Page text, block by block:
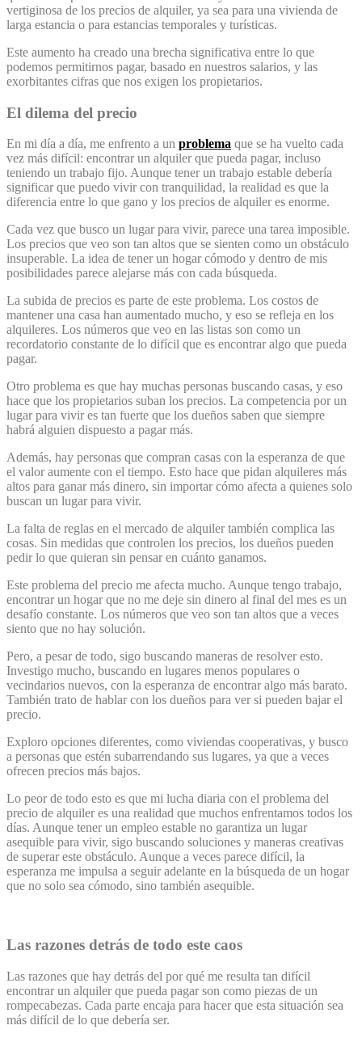
vertiginosa de los precios de alquiler, ya sea para una vivienda de
larga estancia o para estancias temporales y turísticas.
Este aumento ha creado una brecha significativa entre lo que
podemos permitirnos pagar, basado en nuestros salarios, y las
exorbitantes cifras que nos exigen los propietarios.
El dilema del precio
En mi día a día, me enfrento a un problema que se ha vuelto cada
vez más difícil: encontrar un alquiler que pueda pagar, incluso
teniendo un trabajo fijo. Aunque tener un trabajo estable debería
significar que puedo vivir con tranquilidad, la realidad es que la
diferencia entre lo que gano y los precios de alquiler es enorme.
Cada vez que busco un lugar para vivir, parece una tarea imposible.
Los precios que veo son tan altos que se sienten como un obstáculo
insuperable. La idea de tener un hogar cómodo y dentro de mis
posibilidades parece alejarse más con cada búsqueda.
La subida de precios es parte de este problema. Los costos de
mantener una casa han aumentado mucho, y eso se refleja en los
alquileres. Los números que veo en las listas son como un
recordatorio constante de lo difícil que es encontrar algo que pueda
pagar.
Otro problema es que hay muchas personas buscando casas, y eso
hace que los propietarios suban los precios. La competencia por un
lugar para vivir es tan fuerte que los dueños saben que siempre
habrá alguien dispuesto a pagar más.
Además, hay personas que compran casas con la esperanza de que
el valor aumente con el tiempo. Esto hace que pidan alquileres más
altos para ganar más dinero, sin importar cómo afecta a quienes solo
buscan un lugar para vivir.
La falta de reglas en el mercado de alquiler también complica las
cosas. Sin medidas que controlen los precios, los dueños pueden
pedir lo que quieran sin pensar en cuánto ganamos.
Este problema del precio me afecta mucho. Aunque tengo trabajo,
encontrar un hogar que no me deje sin dinero al final del mes es un
desafío constante. Los números que veo son tan altos que a veces
siento que no hay solución.
Pero, a pesar de todo, sigo buscando maneras de resolver esto.
Investigo mucho, buscando en lugares menos populares o
vecindarios nuevos, con la esperanza de encontrar algo más barato.
También trato de hablar con los dueños para ver si pueden bajar el
precio.
Exploro opciones diferentes, como viviendas cooperativas, y busco
a personas que estén subarrendando sus lugares, ya que a veces
ofrecen precios más bajos.
Lo peor de todo esto es que mi lucha diaria con el problema del
precio de alquiler es una realidad que muchos enfrentamos todos los
días. Aunque tener un empleo estable no garantiza un lugar
asequible para vivir, sigo buscando soluciones y maneras creativas
de superar este obstáculo. Aunque a veces parece difícil, la
esperanza me impulsa a seguir adelante en la búsqueda de un hogar
que no solo sea cómodo, sino también asequible.
Las razones detrás de todo este caos
Las razones que hay detrás del por qué me resulta tan difícil
encontrar un alquiler que pueda pagar son como piezas de un
rompecabezas. Cada parte encaja para hacer que esta situación sea
más difícil de lo que debería ser.